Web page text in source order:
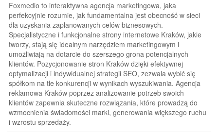
Foxmedio to interaktywna agencja marketingowa, jaka
perfekcyjnie rozumie, jak fundamentalna jest obecność w sieci
dla uzyskania zaplanowanych celów biznesowych.
Specjalistyczne i funkcjonalne strony internetowe Kraków, jakie
tworzy, stają się idealnym narzędziem marketingowym i
umożliwiają na dotarcie do szerszego grona potencjalnych
klientów. Pozycjonowanie stron Kraków dzięki efektywnej
optymalizacji i indywidualnej strategii SEO, zezwala wybić się
spółkom na tle konkurencji w wynikach wyszukiwania. Agencja
reklamowa Kraków poprzez analizowanie potrzeb swoich
klientów zapewnia skuteczne rozwiązania, które prowadzą do
wzmocnienia świadomości marki, generowania większego ruchu
i wzrostu sprzedaży.